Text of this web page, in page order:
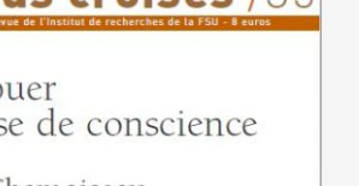
Les
options
être
choisies
sur
la